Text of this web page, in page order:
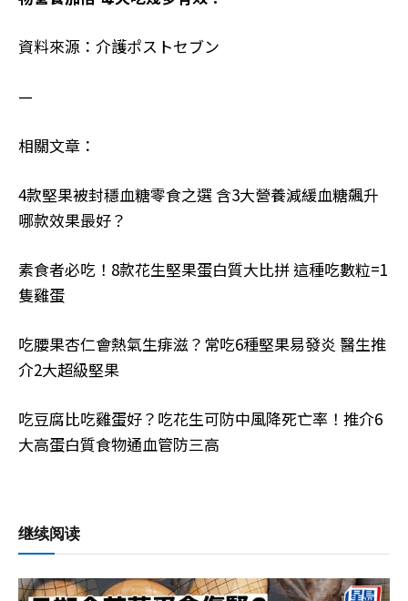
資料來源：介護ポストセブン
—
相關文章：
4款堅果被封穩血糖零食之選 含3大營養減緩血糖飆升
哪款效果最好？
素食者必吃！8款花生堅果蛋白質大比拼 這種吃數粒=1
隻雞蛋
吃腰果杏仁會熱氣生痱滋？常吃6種堅果易發炎 醫生推
介2大超級堅果
吃豆腐比吃雞蛋好？吃花生可防中風降死亡率！推介6
大高蛋白質食物通血管防三高
继续阅读